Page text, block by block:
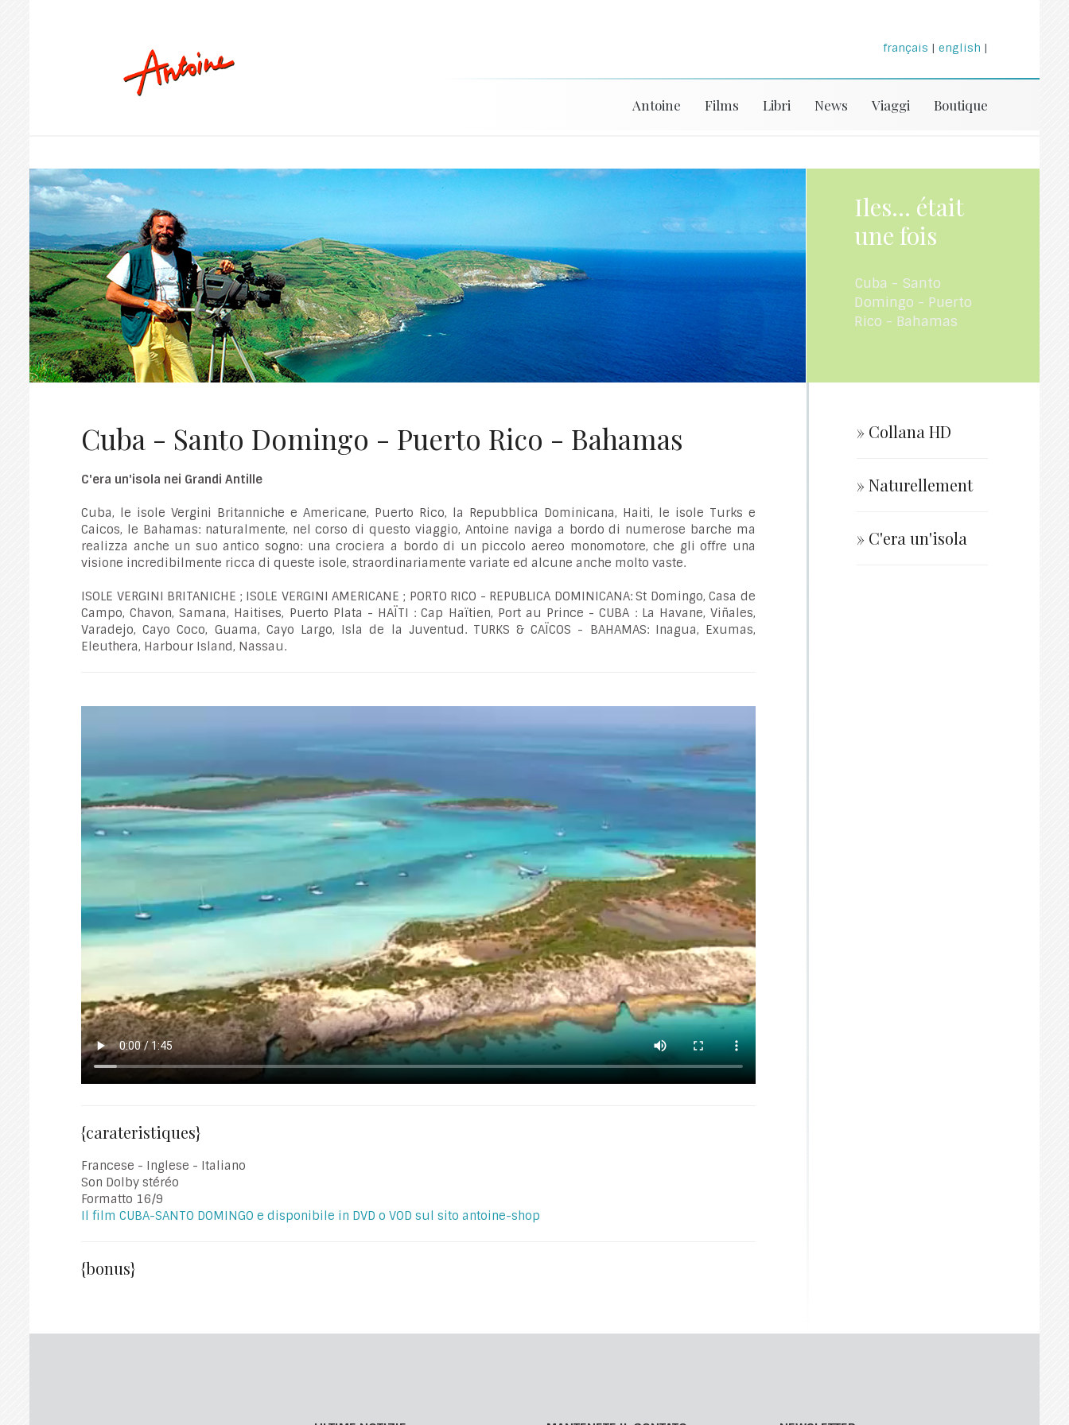
français | english |
Boutique
Viaggi
News
Libri
Films
Antoine
Iles... était
une fois
Cuba - Santo
Domingo - Puerto
Rico - Bahamas
» Collana HD
» Naturellement
» C'era un'isola
Cuba - Santo Domingo - Puerto Rico - Bahamas
C'era un'isola nei Grandi Antille
Cuba, le isole Vergini Britanniche e Americane, Puerto Rico, la Repubblica Dominicana, Haiti, le isole Turks e
Caicos, le Bahamas: naturalmente, nel corso di questo viaggio, Antoine naviga a bordo di numerose barche ma
realizza anche un suo antico sogno: una crociera a bordo di un piccolo aereo monomotore, che gli offre una
visione incredibilmente ricca di queste isole, straordinariamente variate ed alcune anche molto vaste.
ISOLE VERGINI BRITANICHE ; ISOLE VERGINI AMERICANE ; PORTO RICO - REPUBLICA DOMINICANA: St Domingo, Casa de
Campo, Chavon, Samana, Haitises, Puerto Plata - HAÏTI : Cap Haïtien, Port au Prince - CUBA : La Havane, Viñales,
Varadejo, Cayo Coco, Guama, Cayo Largo, Isla de la Juventud. TURKS & CAÏCOS - BAHAMAS: Inagua, Exumas,
Eleuthera, Harbour Island, Nassau.
{carateristiques}
Francese - Inglese - Italiano
Son Dolby stéréo
Formatto 16/9
Il film CUBA-SANTO DOMINGO e disponibile in DVD o VOD sul sito antoine-shop
{bonus}